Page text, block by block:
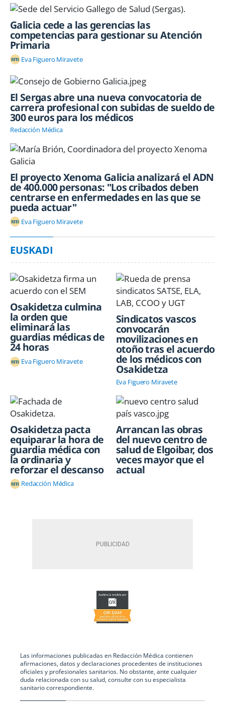
Galicia cede a las gerencias las
competencias para gestionar su Atención
Primaria
Eva Figuero Miravete
El Sergas abre una nueva convocatoria de
carrera profesional con subidas de sueldo de
300 euros para los médicos
Redacción Médica
El proyecto Xenoma Galicia analizará el ADN
de 400.000 personas: "Los cribados deben
centrarse en enfermedades en las que se
pueda actuar"
Eva Figuero Miravete
EUSKADI
Osakidetza culmina
la orden que
eliminará las
guardias médicas de
24 horas
Eva Figuero Miravete
Sindicatos vascos
convocarán
movilizaciones en
otoño tras el acuerdo
de los médicos con
Osakidetza
Eva Figuero Miravete
Osakidetza pacta
equiparar la hora de
guardia médica con
la ordinaria y
reforzar el descanso
Redacción Médica
Arrancan las obras
del nuevo centro de
salud de Elgoibar, dos
veces mayor que el
actual
Las informaciones publicadas en Redacción Médica contienen
afirmaciones, datos y declaraciones procedentes de instituciones
oficiales y profesionales sanitarios. No obstante, ante cualquier
duda relacionada con su salud, consulte con su especialista
sanitario correspondiente.